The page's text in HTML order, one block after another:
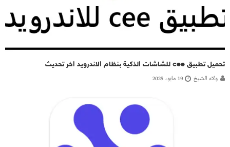
تحميل تطبيق cee للشاشات الذكية بنظام الاندرويد اخر تحديث
ولاء الشيخ 19 مايو، 2025